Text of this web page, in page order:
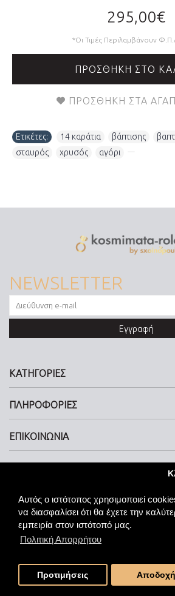
Αυτός ο ιστότοπος χρησιμοποιεί
να διασφαλίσει ότι θα έχετε την
εμπειρία στον ιστότοπό μας.
Πολιτική Απορρήτου
Προτιμήσεις Αποδοχή
295,00€
*Οι Τιμές Περιλαμβάνουν
ΠΡΟΣΘΉΚΗ ΣΤΟ
ΠΡΟΣΘΉΚΗ ΣΤΑ
Ετικέτες: 14 καράτια βάπτισης
σταυρός
χρυσός αγόρι
NEWSLETTER
Εγγραφή
ΚΑΤΗΓΟΡΙΕΣ
ΠΛΗΡΟΦΟΡΙΕΣ
ΕΠΙΚΟΙΝΩΝΙΑ
© kosmimata-roloi.gr Jewellery. All